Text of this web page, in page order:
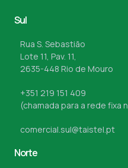
Sul
Rua S. Sebastião
Lote 11, Pav. 11,
2635-448 Rio de Mouro
+351 219 151 409
(chamada para a rede fixa
comercial.sul@taistel.pt
Norte